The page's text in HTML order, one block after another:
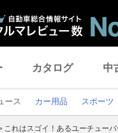
カタログ 中
ース カー用品 スポーツ
これはスゴイ！あるユーチュー